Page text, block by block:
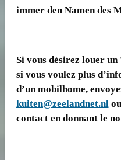
immer den Namen des
Si vous désirez louer
si vous voulez plus
d’un mobilhome,
kuiten@zeelandnet.nl
contact en donnant le